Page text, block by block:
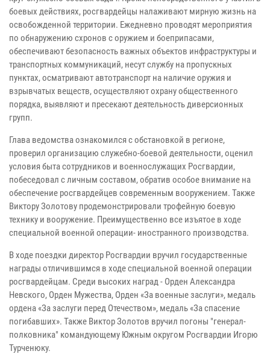
боевых действиях, росгвардейцы налаживают мирную жизнь на
освобожденной территории. Ежедневно проводят мероприятия
по обнаружению схронов с оружием и боеприпасами,
обеспечивают безопасность важных объектов инфраструктуры и
транспортных коммуникаций, несут службу на пропускных
пунктах, осматривают автотранспорт на наличие оружия и
взрывчатых веществ, осуществляют охрану общественного
порядка, выявляют и пресекают деятельность диверсионных
групп.
Глава ведомства ознакомился с обстановкой в регионе,
проверил организацию служебно-боевой деятельности, оценил
условия быта сотрудников и военнослужащих Росгвардии,
побеседовал с личным составом, обратив особое внимание на
обеспечение росгвардейцев современным вооружением. Также
Виктору Золотову продемонстрировали трофейную боевую
технику и вооружение. Преимущественно все изъятое в ходе
специальной военной операции- иностранного производства.
В ходе поездки директор Росгвардии вручил государственные
награды отличившимся в ходе специальной военной операции
росгвардейцам. Среди высоких наград - Орден Александра
Невского, Орден Мужества, Орден «За военные заслуги», медаль
ордена «За заслуги перед Отечеством», медаль «За спасение
погибавших». Также Виктор Золотов вручил погоны "генерал-
полковника" командующему Южным округом Росгвардии Игорю
Турченюку.